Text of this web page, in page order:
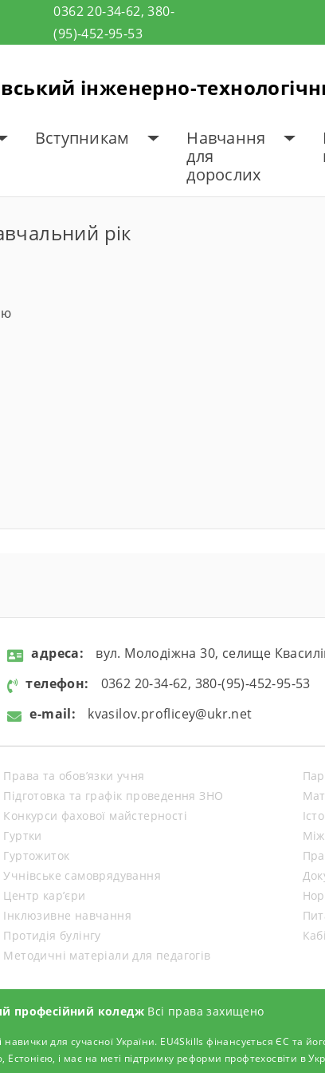
0362 20-34-62, 380-
(95)-452-95-53
інженерно-
Вступникам
Навчання
для
дорослих
рік
aдресa:
вул. Молодіжна 30, селище
телефон:
0362 20-34-62, 380-(95)-452-95-53
e-mail:
kvasilov.proflicey@ukr.net
Права та обов’язки учня
Підготовка та графік проведення ЗНО
Конкурси фахової майстерності
Гуртки
Гуртожиток
Учнівське самоврядування
Центр кар’єри
Інклюзивне навчання
Протидія булінгу
Методичні матеріали для педагогів
професійний коледж Всі права захищено
для сучасної України. EU4Skills фінансується ЄС
Естонією, і має на меті підтримку реформи профтехосвіти в